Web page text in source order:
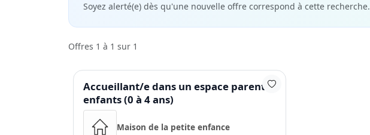
Soyez alerté(e) dès qu'une nouvelle offre correspond à cette recherche.
Offres 1 à 1 sur 1
Accueillant/e dans un espace parents-
enfants (0 à 4 ans)
Maison de la petite enfance